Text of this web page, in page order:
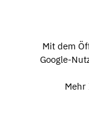
Mit dem
Google-
Mehr